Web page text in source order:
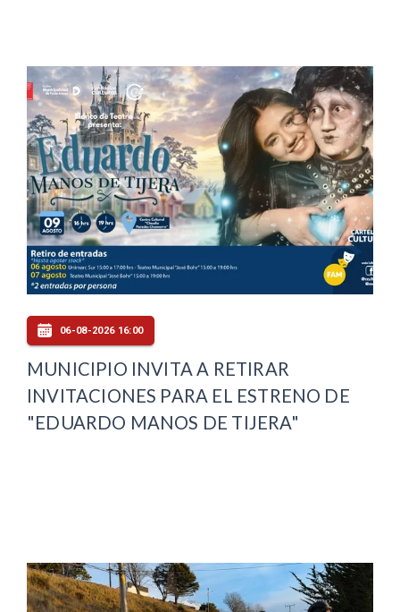
06-08-2026 16:00
MUNICIPIO INVITA A RETIRAR
INVITACIONES PARA EL ESTRENO DE
"EDUARDO MANOS DE TIJERA"